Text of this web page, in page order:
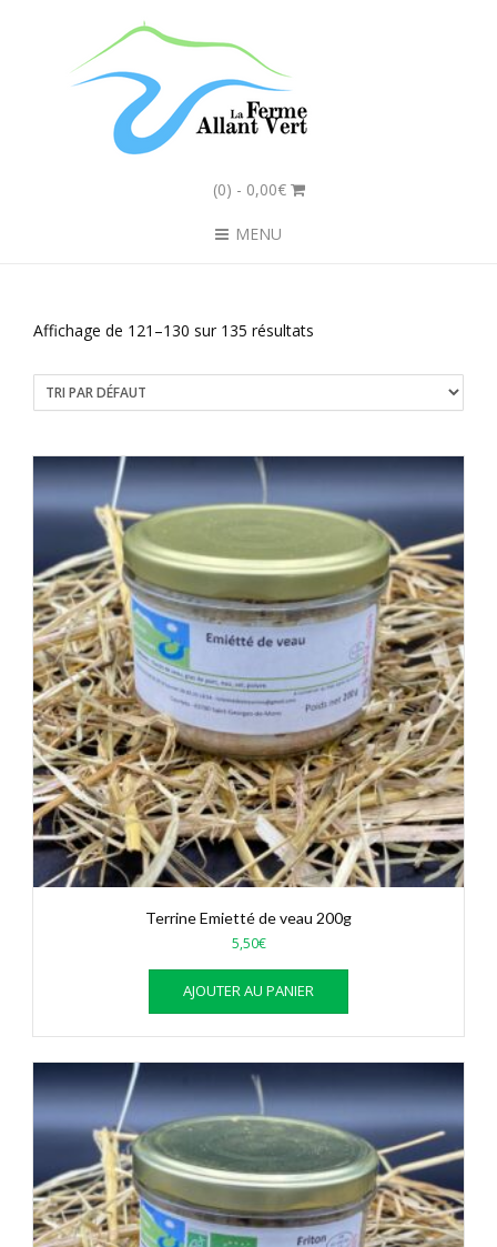
(0) - 0,00€
MENU
Affichage de 121–130 sur 135 résultats
Terrine Emietté de veau 200g
5,50€
AJOUTER AU PANIER